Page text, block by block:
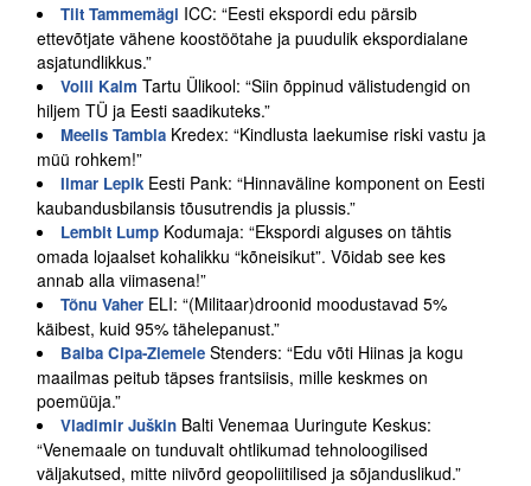
Digiraamatukogu
Juhendid ja väljaanded
Videod
Kontakt
Liitu meililistiga
Oskusteave
Incoterms® 2020
Abimaterjalid
Projektid
Tiit Tammemägi ICC: “Eesti ekspordi edu pärsib
ettevõtjate vähene koostöötahe ja puudulik ekspordialane
asjatundlikkus.”
Volli Kalm Tartu Ülikool: “Siin õppinud välistudengid on
hiljem TÜ ja Eesti saadikuteks.”
Meelis Tambla Kredex: “Kindlusta laekumise riski vastu ja
müü rohkem!”
Ilmar Lepik Eesti Pank: “Hinnaväline komponent on Eesti
kaubandusbilansis tõusutrendis ja plussis.”
Lembit Lump Kodumaja: “Ekspordi alguses on tähtis
omada lojaalset kohalikku “kõneisikut”. Võidab see kes
annab alla viimasena!”
Tõnu Vaher ELI: “(Militaar)droonid moodustavad 5%
käibest, kuid 95% tähelepanust.”
Baiba Cipa-Ziemele Stenders: “Edu võti Hiinas ja kogu
maailmas peitub täpses frantsiisis, mille keskmes on
poemüüja.”
Vladimir Juškin Balti Venemaa Uuringute Keskus:
“Venemaale on tunduvalt ohtlikumad tehnoloogilised
väljakutsed, mitte niivõrd geopoliitilised ja sõjanduslikud.”